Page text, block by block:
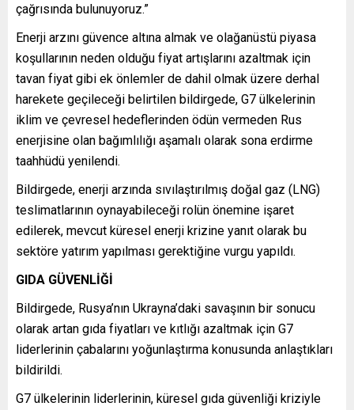
çağrısında bulunuyoruz.”
Enerji arzını güvence altına almak ve olağanüstü piyasa
koşullarının neden olduğu fiyat artışlarını azaltmak için
tavan fiyat gibi ek önlemler de dahil olmak üzere derhal
harekete geçileceği belirtilen bildirgede, G7 ülkelerinin
iklim ve çevresel hedeflerinden ödün vermeden Rus
enerjisine olan bağımlılığı aşamalı olarak sona erdirme
taahhüdü yenilendi.
Bildirgede, enerji arzında sıvılaştırılmış doğal gaz (LNG)
teslimatlarının oynayabileceği rolün önemine işaret
edilerek, mevcut küresel enerji krizine yanıt olarak bu
sektöre yatırım yapılması gerektiğine vurgu yapıldı.
GIDA GÜVENLİĞİ
Bildirgede, Rusya’nın Ukrayna’daki savaşının bir sonucu
olarak artan gıda fiyatları ve kıtlığı azaltmak için G7
liderlerinin çabalarını yoğunlaştırma konusunda anlaştıkları
bildirildi.
G7 ülkelerinin liderlerinin, küresel gıda güvenliği kriziyle